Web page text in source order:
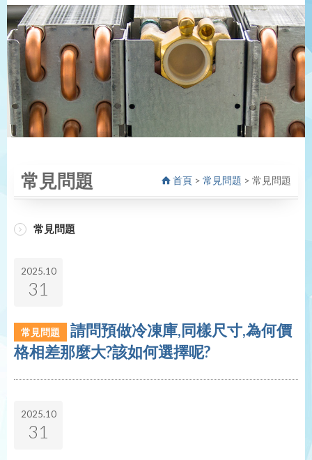
常見問題 首頁 > 常見問題 > 常見問題
常見問題
2025.10
31
常見問題
請問預做冷凍庫,同樣尺寸,為何價
格相差那麼大?該如何選擇呢?
2025.10
31